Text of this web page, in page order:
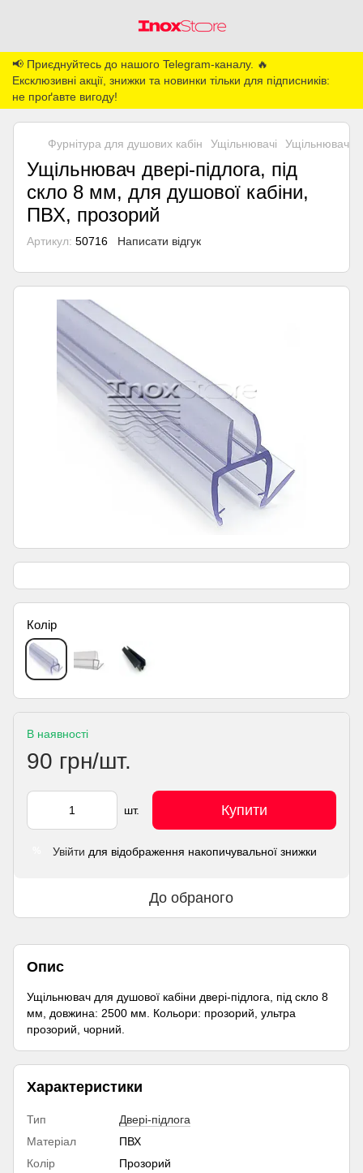
📢 Приєднуйтесь до нашого Telegram-каналу. 🔥
Ексклюзивні акції, знижки та новинки тільки для підписників:
не проґавте вигоду!
Фурнітура для душових кабін Ущільнювачі Ущільнювач
Ущільнювач двері-підлога, під
скло 8 мм, для душової кабіни,
ПВХ, прозорий
Артикул: 50716 Написати відгук
Колір
В наявності
90 грн/шт.
шт. Купити
Увійти для відображення накопичувальної знижки
До обраного
Опис
Ущільнювач для душової кабіни двері-підлога, під скло 8
мм, довжина: 2500 мм. Кольори: прозорий, ультра
прозорий, чорний.
Характеристики
Тип
Двері-підлога
Матеріал
ПВХ
Колір
Прозорий